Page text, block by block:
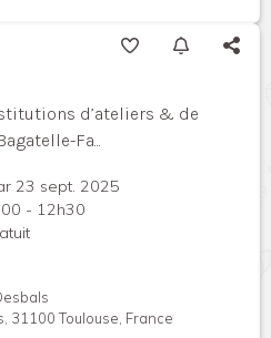
d’ateliers & de
Fa...
23 sept. 2025
- 12h30
31100 Toulouse, France